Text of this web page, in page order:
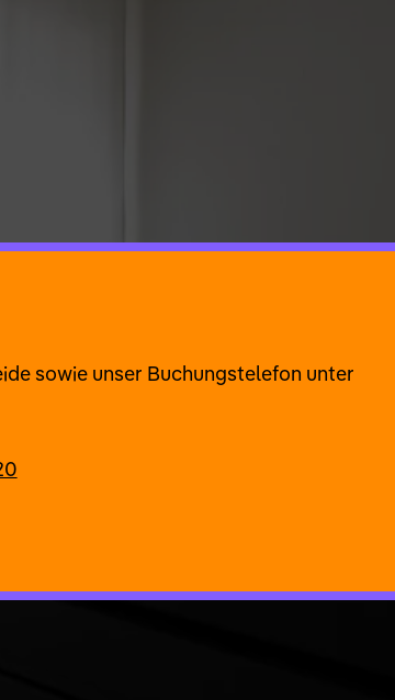
sowie unser Buchungstelefon unter